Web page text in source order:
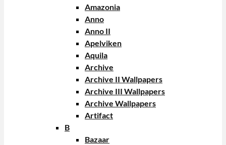
Amazonia
Anno
Anno II
Apelviken
Aquila
Archive
Archive II Wallpapers
Archive III Wallpapers
Archive Wallpapers
Artifact
B
Bazaar